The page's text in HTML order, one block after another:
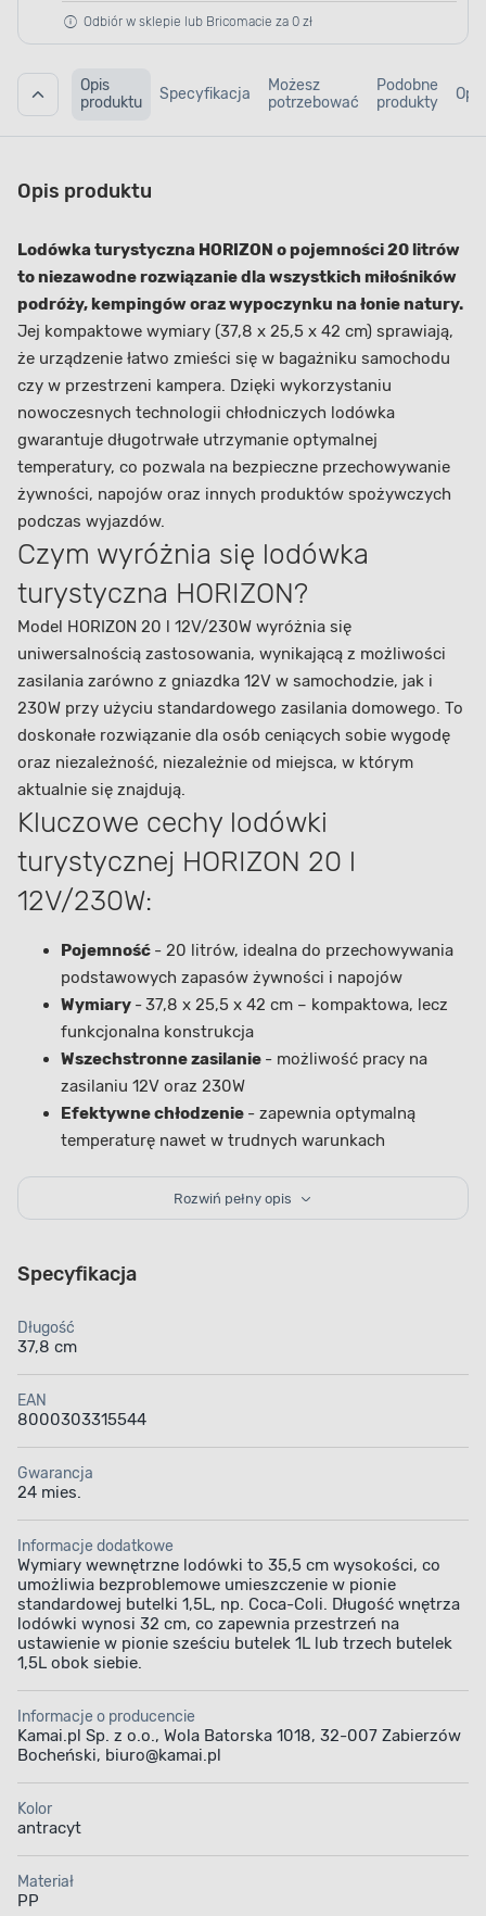
Odbiór w sklepie lub Bricomacie za 0 zł
Opis
produktu
Specyfikacja
Możesz
potrzebować
Podobne
produkty
Opis produktu
Lodówka turystyczna HORIZON o pojemności 20 litrów
to niezawodne rozwiązanie dla wszystkich miłośników
podróży, kempingów oraz wypoczynku na łonie natury.
Jej kompaktowe wymiary (37,8 x 25,5 x 42 cm) sprawiają,
że urządzenie łatwo zmieści się w bagażniku samochodu
czy w przestrzeni kampera. Dzięki wykorzystaniu
nowoczesnych technologii chłodniczych lodówka
gwarantuje długotrwałe utrzymanie optymalnej
temperatury, co pozwala na bezpieczne przechowywanie
żywności, napojów oraz innych produktów spożywczych
podczas wyjazdów.
Czym wyróżnia się lodówka
turystyczna HORIZON?
Model HORIZON 20 l 12V/230W wyróżnia się
uniwersalnością zastosowania, wynikającą z możliwości
zasilania zarówno z gniazdka 12V w samochodzie, jak i
230W przy użyciu standardowego zasilania domowego. To
doskonałe rozwiązanie dla osób ceniących sobie wygodę
oraz niezależność, niezależnie od miejsca, w którym
aktualnie się znajdują.
Kluczowe cechy lodówki
turystycznej HORIZON 20 l
12V/230W:
Pojemność - 20 litrów, idealna do przechowywania
podstawowych zapasów żywności i napojów
Wymiary -37,8 x 25,5 x 42 cm – kompaktowa, lecz
funkcjonalna konstrukcja
Wszechstronne zasilanie - możliwość pracy na
zasilaniu 12V oraz 230W
Efektywne chłodzenie - zapewnia optymalną
temperaturę nawet w trudnych warunkach
Łatwość użytkowania- intuicyjna obsługa i niskie
zużycie energii
Lodówka turystyczna HORIZON 20 l 12V/230W doskonale
górach czy rodzinnych wyjazdów.
zaprojektowany z myślą o praktyczności i wydajności, co
czyni go niezastąpionym kompanem w każdej sytuacji, gdy
chcemy cieszyć się świeżością produktów spożywczych na
świeżym powietrzu.
trwałości produktu. Lodówka HORIZON jest odpowiedzią
niezawodności i komfortu w każdym calu.
Wybierając lodówkę turystyczną HORIZON 20 l 12V/230W,
inwestujesz w urządzenie, któreułatwi Ci organizację
podróży, zadba o świeżość przechowywanych
produktów i zapewni komfort użytkowania w każdych
warunkach.
Rozwiń pełny opis
Specyfikacja
Długość
37,8 cm
EAN
8000303315544
Gwarancja
24 mies.
Informacje dodatkowe
Wymiary wewnętrzne lodówki to 35,5 cm wysokości, co
umożliwia bezproblemowe umieszczenie w pionie
standardowej butelki 1,5L, np. Coca-Coli. Długość wnętrza
lodówki wynosi 32 cm, co zapewnia przestrzeń na
ustawienie w pionie sześciu butelek 1L lub trzech butelek
1,5L obok siebie.
Informacje o producencie
Kamai.pl Sp. z o.o., Wola Batorska 1018, 32-007 Zabierzów
Bocheński, biuro@kamai.pl
Kolor
antracyt
Materiał
PP